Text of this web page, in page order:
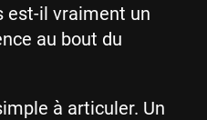
est-il vraiment un
au bout du
à articuler. Un